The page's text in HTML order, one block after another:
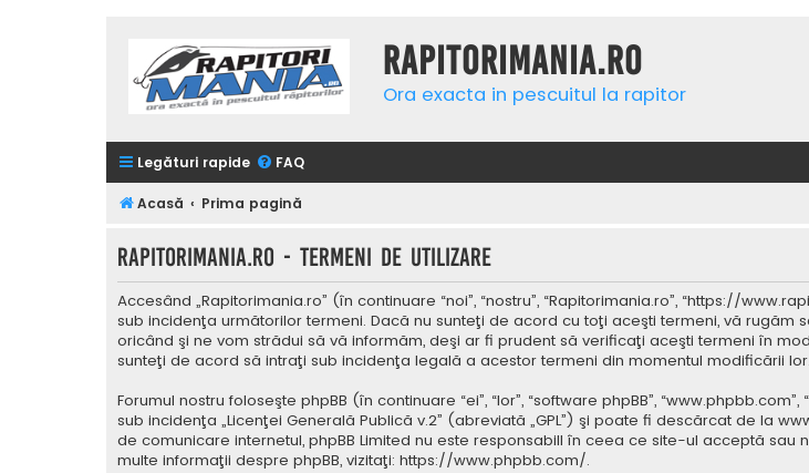
Rapitorimania.ro
Ora exacta in pescuitul la rapitor
Legături rapide FAQ
Acasă Prima pagină
Rapitorimania.ro - Termeni de utilizare
Accesând „Rapitorimania.ro” (în continuare “noi”, “nostru”, “Rapitorimania.ro”, “https://
sub incidenţa următorilor termeni. Dacă nu sunteţi de acord cu toţi aceşti termeni, vă rugăm
oricând şi ne vom strădui să vă informăm, deşi ar fi prudent să verificaţi aceşti termeni în
sunteţi de acord să intraţi sub incidenţa legală a acestor termeni din momentul modificării lor.
Forumul nostru foloseşte phpBB (în continuare “ei”, “lor”, “software phpBB”,
sub incidenţa „Licenţei Generală Publică v.2” (abreviată „GPL”) şi poate fi descărcat de la
de comunicare internetul, phpBB Limited nu este responsabill în ceea ce site-ul acceptă
multe informaţii despre phpBB, vizitaţi: https://www.phpbb.com/.